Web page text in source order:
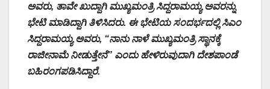
ಅವರು, ತಾವೇ ಖುದ್ದಾಗಿ ಮುಖ್ಯಮಂತ್ರಿ ಸಿದ್ದರಾಮಯ್ಯ ಅವರನ್ನು
ಭೇಟಿ ಮಾಡಿದ್ದಾಗಿ ತಿಳಿಸಿದರು. ಈ ಭೇಟಿಯ ಸಂದರ್ಭದಲ್ಲಿ ಸಿಎಂ
ಸಿದ್ದರಾಮಯ್ಯ ಅವರು, “ನಾನು ನಾಳೆ ಮುಖ್ಯಮಂತ್ರಿ ಸ್ಥಾನಕ್ಕೆ
ರಾಜೀನಾಮೆ ನೀಡುತ್ತೇನೆ” ಎಂದು ಹೇಳಿರುವುದಾಗಿ ದೇಶಪಾಂಡೆ
ಬಹಿರಂಗಪಡಿಸಿದ್ದಾರೆ.